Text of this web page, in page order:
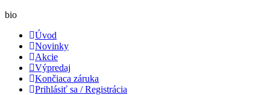
bio
Úvod
Novinky
Akcie
Výpredaj
Končiaca záruka
Prihlásiť sa / Registrácia